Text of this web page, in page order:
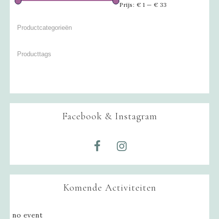
Prijs: € 1 — € 33
Facebook & Instagram
Komende Activiteiten
no event